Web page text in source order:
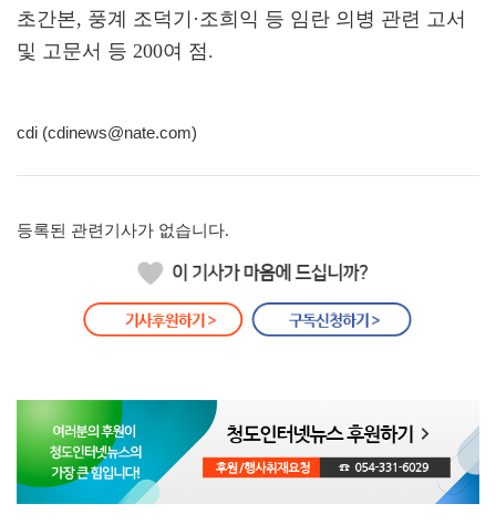
초간본, 풍계 조덕기·조희익 등 임란 의병 관련 고서
및 고문서 등 200여 점.
cdi (cdinews@nate.com)
등록된 관련기사가 없습니다.